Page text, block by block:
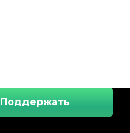
Поддержать